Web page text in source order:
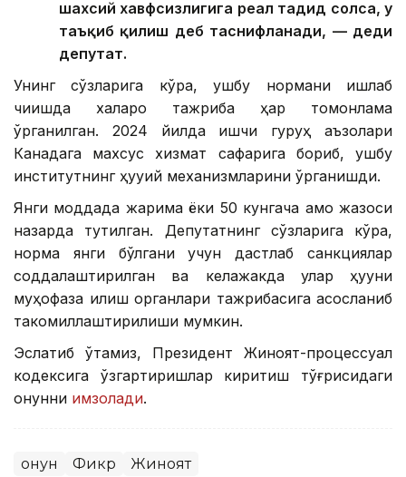
шахсий хавфсизлигига реал таҳдид солса, у
таъқиб қилиш деб таснифланади, — деди
депутат.
Унинг сўзларига кўра, ушбу нормани ишлаб
чиқишда халқаро тажриба ҳар томонлама
ўрганилган. 2024 йилда ишчи гуруҳ аъзолари
Канадага махсус хизмат сафарига бориб, ушбу
институтнинг ҳуқуқий механизмларини ўрганишди.
Янги моддада жарима ёки 50 кунгача қамоқ жазоси
назарда тутилган. Депутатнинг сўзларига кўра,
норма янги бўлгани учун дастлаб санкциялар
соддалаштирилган ва келажакда улар ҳуқуқни
муҳофаза қилиш органлари тажрибасига асосланиб
такомиллаштирилиши мумкин.
Эслатиб ўтамиз, Президент Жиноят-процессуал
кодексига ўзгартиришлар киритиш тўғрисидаги
қонунни имзолади.
Қонун Фикр Жиноят